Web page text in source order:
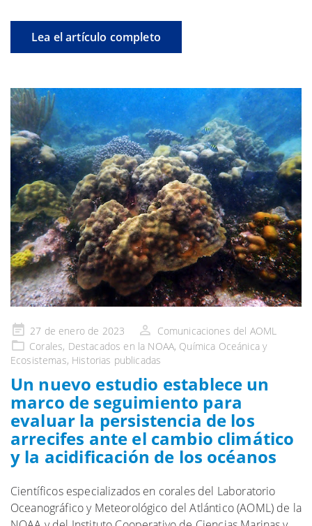
Lea el artículo completo
Publicado
en
27 de enero de 2023
Comunicaciones del AOML
Corales, Destacados en la NOAA, Química Oceánica y
Ecosistemas, Historias publicadas
Un nuevo estudio establece un
marco de seguimiento para
evaluar la persistencia de los
arrecifes ante el cambio climático
y la acidificación de los océanos
Científicos especializados en corales del Laboratorio
Oceanográfico y Meteorológico del Atlántico (AOML) de la